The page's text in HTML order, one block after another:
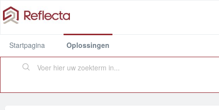
Startpagina Oplossingen